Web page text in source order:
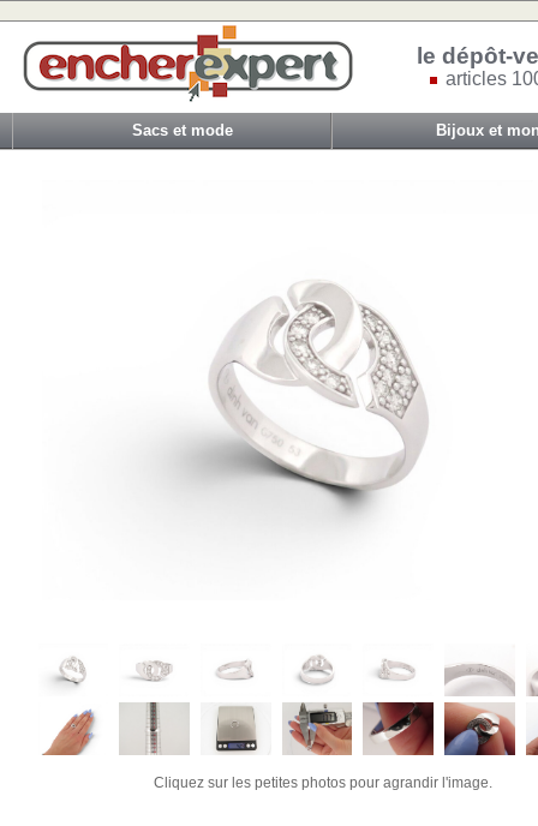
le dépôt-
articles
Sacs et mode Bijoux et
Cliquez sur les petites photos pour agrandir l'image.